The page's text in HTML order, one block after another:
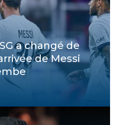
a changé de
de Messi